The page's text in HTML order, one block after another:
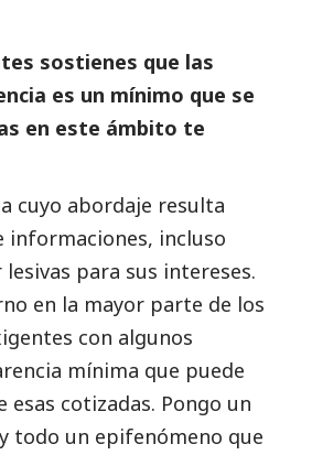
sostienes que las
es un mínimo que se
en este ámbito te
cuyo abordaje resulta
incluso
para sus intereses.
en la mayor parte de los
con algunos
mínima que puede
cotizadas. Pongo un
todo un epifenómeno que